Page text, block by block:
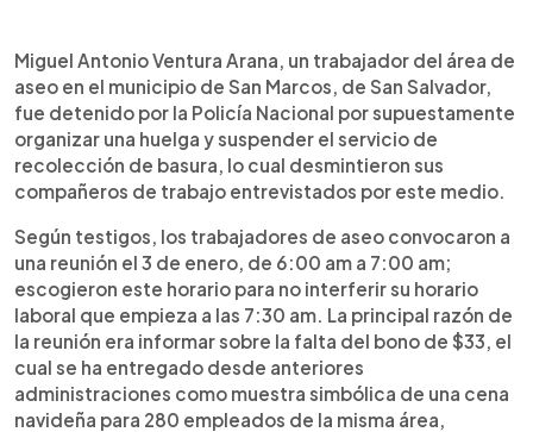
► Escuchar artículo
Miguel Antonio Ventura Arana, un trabajador del área de
aseo en el municipio de San Marcos, de San Salvador,
fue detenido por la Policía Nacional por supuestamente
organizar una huelga y suspender el servicio de
recolección de basura, lo cual desmintieron sus
compañeros de trabajo entrevistados por este medio.
Según testigos, los trabajadores de aseo convocaron a
una reunión el 3 de enero, de 6:00 am a 7:00 am;
escogieron este horario para no interferir su horario
laboral que empieza a las 7:30 am. La principal razón de
la reunión era informar sobre la falta del bono de $33, el
cual se ha entregado desde anteriores
administraciones como muestra simbólica de una cena
navideña para 280 empleados de la misma área,